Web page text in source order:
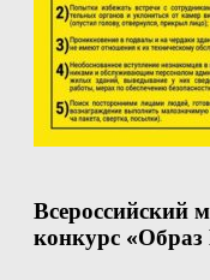
Всероссийский
конкурс «Образ